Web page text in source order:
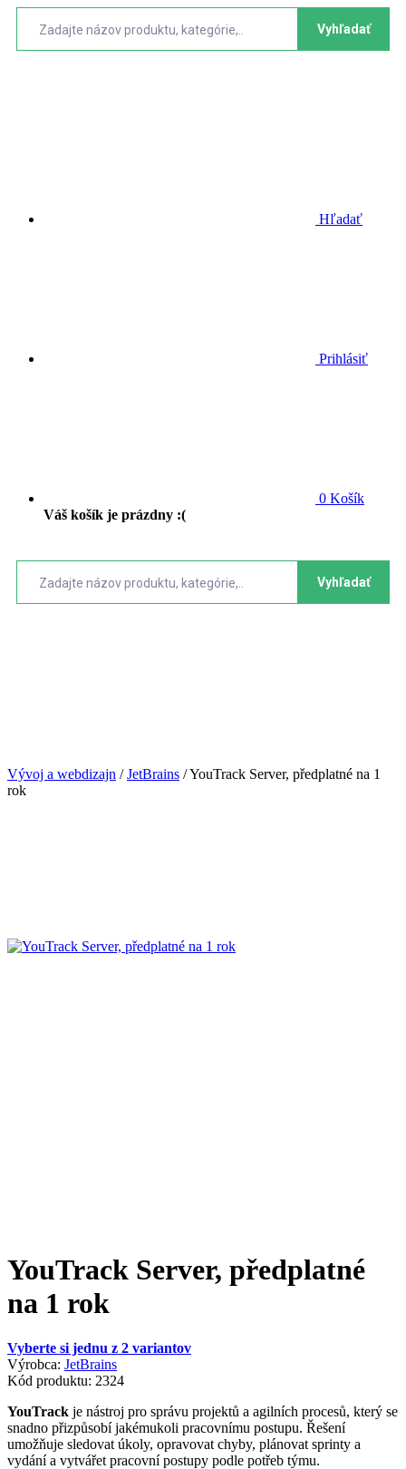
Vyhľadať
Hľadať
Prihlásiť
0 Košík
Váš košík je prázdny :(
Vyhľadať
Vývoj a webdizajn /JetBrains /YouTrack Server, předplatné na 1
rok
YouTrack Server, předplatné
na 1 rok
Vyberte si jednu z 2 variantov
Výrobca: JetBrains
Kód produktu: 2324
YouTrack je nástroj pro správu projektů a agilních procesů, který se
snadno přizpůsobí jakémukoli pracovnímu postupu. Řešení
umožňuje sledovat úkoly, opravovat chyby, plánovat sprinty a
vydání a vytvářet pracovní postupy podle potřeb týmu.